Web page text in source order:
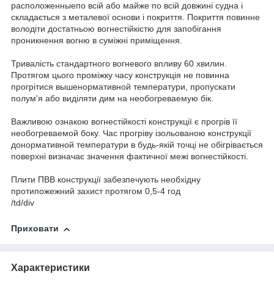
расположенныепо всій або майже по всій довжині судна і
складається з металевої основи і покриття. Покриття повинне
володіти достатньою вогнестійкістю для запобігання
проникнення вогню в суміжні приміщення.
Тривалість стандартного вогневого впливу 60 хвилин.
Протягом цього проміжку часу конструкція не повинна
прогрітися вышенормативной температури, пропускати
полум'я або виділяти дим на необогреваемую бік.
Важливою ознакою вогнестійкості конструкції є прогрів її
необогреваемой боку. Час прогріву ізольованою конструкції
донормативной температури в будь-якій точці не обігрівається
поверхні визначає значення фактичної межі вогнестійкості.
Плити ПВВ конструкції забезпечують необхідну
протипожежний захист протягом 0,5-4 год
/td/div
Приховати
Характеристики